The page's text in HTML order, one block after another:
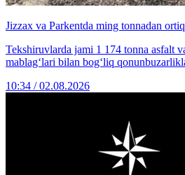
Jizzax va Parkentda ming tonnadan
Tekshiruvlarda jami 1 174 tonna asfalt
mablag‘lari bilan bog‘liq
10:34 / 02.08.2026